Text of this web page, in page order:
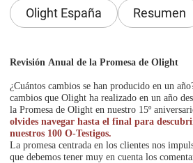
Olight España Resumen
Revisión Anual de la Promesa de Olight
¿Cuántos cambios se han producido en un
cambios que Olight ha realizado en un año
la Promesa de Olight en nuestro 15º
olvides navegar hasta el final para
nuestros 100 O-Testigos.
La promesa centrada en los clientes nos
que debemos tener muy en cuenta los